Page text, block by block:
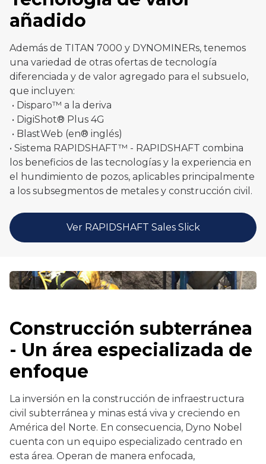
añadido
Además de TITAN 7000 y DYNOMINERs, tenemos
una variedad de otras ofertas de tecnología
diferenciada y de valor agregado para el subsuelo,
que incluyen:
• Disparo™ a la deriva
• DigiShot® Plus 4G
• BlastWeb (en® inglés)
• Sistema RAPIDSHAFT™ - RAPIDSHAFT combina
los beneficios de las tecnologías y la experiencia en
el hundimiento de pozos, aplicables principalmente
a los subsegmentos de metales y construcción civil.
Ver RAPIDSHAFT Sales Slick
Construcción subterránea
- Un área especializada de
enfoque
La inversión en la construcción de infraestructura
civil subterránea y minas está viva y creciendo en
América del Norte. En consecuencia, Dyno Nobel
cuenta con un equipo especializado centrado en
esta área. Operan de manera enfocada,